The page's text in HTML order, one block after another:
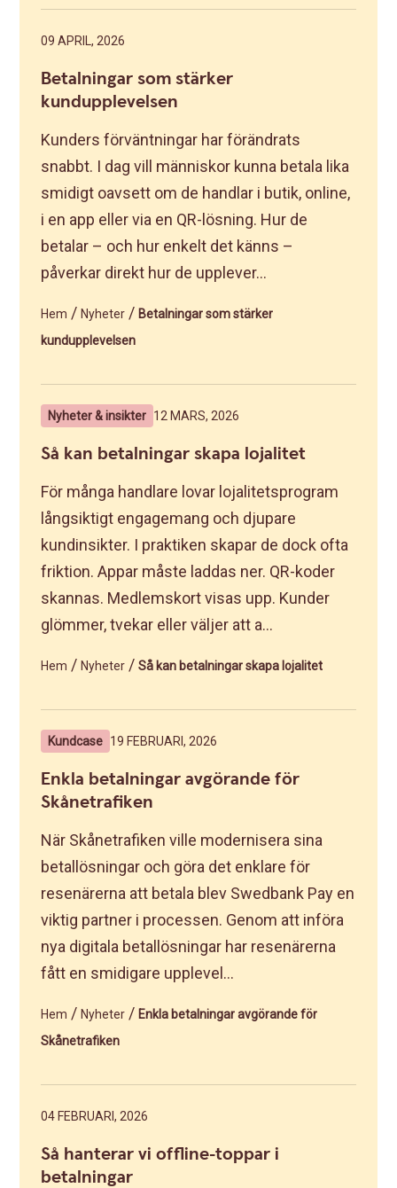
09 APRIL, 2026
Betalningar som stärker
kundupplevelsen
Kunders förväntningar har förändrats
snabbt. I dag vill människor kunna betala lika
smidigt oavsett om de handlar i butik, online,
i en app eller via en QR-lösning. Hur de
betalar – och hur enkelt det känns –
påverkar direkt hur de upplever...
Hem /Nyheter /Betalningar som stärker
kundupplevelsen
Nyheter & insikter 12 MARS, 2026
Så kan betalningar skapa lojalitet
För många handlare lovar lojalitetsprogram
långsiktigt engagemang och djupare
kundinsikter. I praktiken skapar de dock ofta
friktion. Appar måste laddas ner. QR-koder
skannas. Medlemskort visas upp. Kunder
glömmer, tvekar eller väljer att a...
Hem /Nyheter /Så kan betalningar skapa lojalitet
Kundcase 19 FEBRUARI, 2026
Enkla betalningar avgörande för
Skånetrafiken
När Skånetrafiken ville modernisera sina
betallösningar och göra det enklare för
resenärerna att betala blev Swedbank Pay en
viktig partner i processen. Genom att införa
nya digitala betallösningar har resenärerna
fått en smidigare upplevel...
Hem /Nyheter /Enkla betalningar avgörande för
Skånetrafiken
04 FEBRUARI, 2026
Så hanterar vi offline-toppar i
betalningar